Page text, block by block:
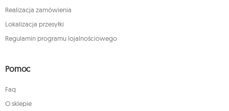
Realizacja zamówienia
Lokalizacja przesyłki
Regulamin programu lojalnościowego
Pomoc
Faq
O sklepie